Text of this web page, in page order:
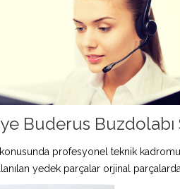
Buderus Buzdolabı
konusunda profesyonel teknik
yedek parçalar orjinal